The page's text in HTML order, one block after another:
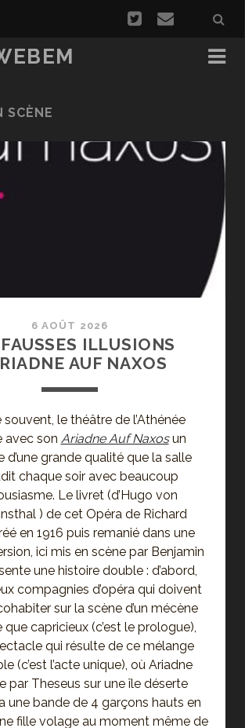
SCÈNE
6 AOÛT 2026
ILLUSIONS
AUF NAXOS
le théâtre de l’Athénée
avec son Ariadne Auf Naxosun
d’une grande qualité que la salle
chaque soir avec beaucoup
Le livret (d’Hugo von
) de cet Opéra de Richard
en 1916 puis remanié dans une
ici mis en scène par Benjamin
une histoire double : d’abord,
compagnies d’opéra qui doivent
sur la scène d’un mécène
que capricieux (c’est le prologue),
qui résulte de ce mélange
(c’est l’acte unique), où Ariadne
par Theseus sur une île déserte
une bande de 4 garçons hauts en
fille volage au moment même de